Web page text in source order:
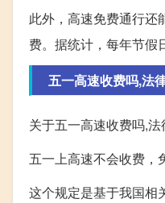
此外，高速免费通行还
费。据统计，每年节假
五一高速收费吗,法
关于五一高速收费吗,
五一上高速不会收费，
这个规定是基于我国相